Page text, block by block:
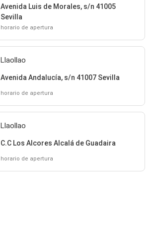
Avenida Luis de Morales, s/n 41005
Sevilla
horario de apertura
Llaollao
Avenida Andalucía, s/n 41007 Sevilla
horario de apertura
Llaollao
C.C Los Alcores Alcalá de Guadaira
horario de apertura